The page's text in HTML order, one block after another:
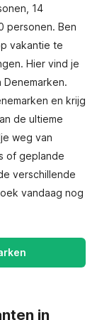
14
personen. Ben
vakantie te
Hier vind je
en krijg
de ultieme
weg van
of geplande
verschillende
vandaag nog
in